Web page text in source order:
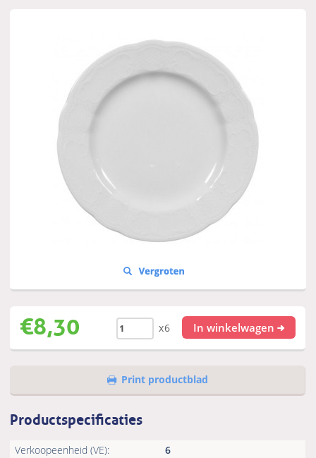
€8,30 x6 In winkelwagen
Print productblad
Productspecificaties
Verkoopeenheid (VE):
6